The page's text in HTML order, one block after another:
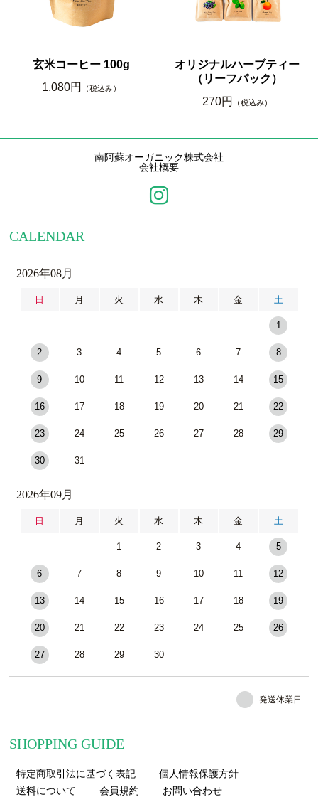
玄米コーヒー 100g
1,080円
（税込み）
オリジナルハーブティー
（リーフパック）
270円
（税込み）
南阿蘇オーガニック株式会社
会社概要
CALENDAR
2026年08月
日 月 火 水 木 金 土
1
2 3 4 5 6 7 8
9 10 11 12 13 14 15
16 17 18 19 20 21 22
23 24 25 26 27 28 29
30 31
2026年09月
日 月 火 水 木 金 土
1 2 3 4 5
6 7 8 9 10 11 12
13 14 15 16 17 18 19
20 21 22 23 24 25 26
27 28 29 30
発送休業日
SHOPPING GUIDE
特定商取引法に基づく表記
個人情報保護方針
送料について
会員規約 お問い合わせ